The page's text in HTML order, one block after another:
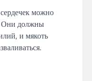
можно
Они должны
и мякоть